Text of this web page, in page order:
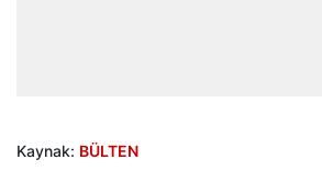
Kaynak: BÜLTEN